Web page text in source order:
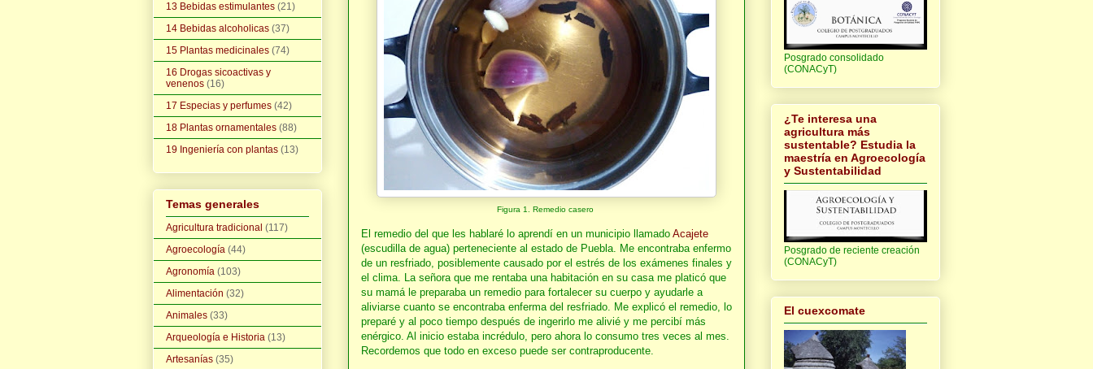
Figura 1. Remedio casero
El remedio del que les hablaré lo aprendí en un municipio llamado Acajete
(escudilla de agua) perteneciente al estado de Puebla. Me encontraba enfermo
de un resfriado, posiblemente causado por el estrés de los exámenes finales y
el clima. La señora que me rentaba una habitación en su casa me platicó que
su mamá le preparaba un remedio para fortalecer su cuerpo y ayudarle a
aliviarse cuanto se encontraba enferma del resfriado. Me explicó el remedio, lo
preparé y al poco tiempo después de ingerirlo me alivié y me percibí más
enérgico. Al inicio estaba incrédulo, pero ahora lo consumo tres veces al mes.
Recordemos que todo en exceso puede ser contraproducente.
13 Bebidas estimulantes (21)
14 Bebidas alcoholicas (37)
15 Plantas medicinales (74)
16 Drogas sicoactivas y
venenos (16)
17 Especias y perfumes (42)
18 Plantas ornamentales (88)
19 Ingeniería con plantas (13)
Temas generales
Agricultura tradicional (117)
Agroecología (44)
Agronomía (103)
Alimentación (32)
Animales (33)
Arqueología e Historia (13)
Artesanías (35)
Posgrado consolidado
(CONACyT)
¿Te interesa una
agricultura más
sustentable? Estudia la
maestría en Agroecología
y Sustentabilidad
Posgrado de reciente creación
(CONACyT)
El cuexcomate